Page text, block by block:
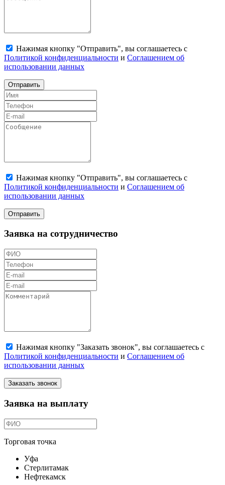
Нажимая кнопку "Отправить", вы соглашаетесь с
Политикой конфиденциальности и Соглашением об
использовании данных
Отправить
Нажимая кнопку "Отправить", вы соглашаетесь с
Политикой конфиденциальности и Соглашением об
использовании данных
Отправить
Заявка на сотрудничество
Нажимая кнопку "Заказать звонок", вы соглашаетесь с
Политикой конфиденциальности и Соглашением об
использовании данных
Заказать звонок
Заявка на выплату
Торговая точка
Уфа
Стерлитамак
Нефтекамск